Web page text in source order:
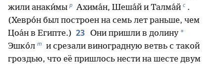
жили анаки́мы р Ахима́н, Шеша́й и Талма́й с .
(Хевро́н был построен на семь лет раньше, чем
Цоа́н в Египте.) 23 Они пришли в долину *
Эшко́л т и срезали виноградную ветвь с такой
гроздью, что её пришлось нести на шесте двум